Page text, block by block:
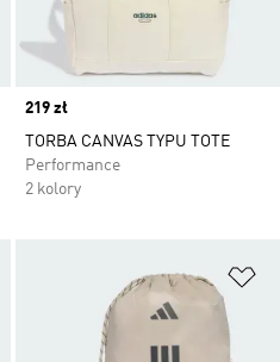
Price
219 zł
TORBA CANVAS TYPU TOTE
Performance
2 kolory
Dodaj do listy życzeń